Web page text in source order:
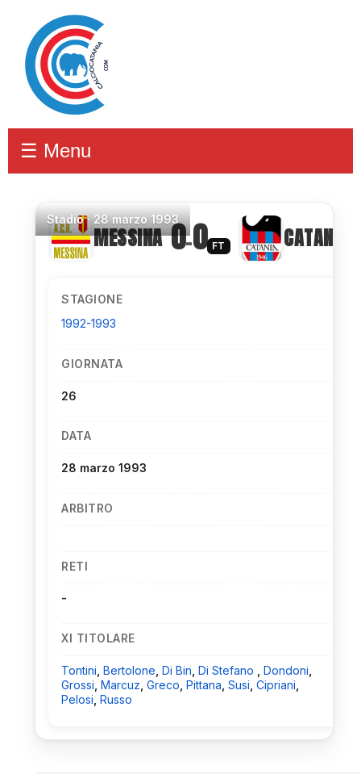
☰ Menu
Stadio·28 marzo 1993
MESSINA 0–0 FT CATANIA
STAGIONE
1992-1993
GIORNATA
26
DATA
28 marzo 1993
ARBITRO
RETI
-
XI TITOLARE
Tontini Bertolone Di Bin Di Stefano Dondoni
Grossi Marcuz Greco Pittana Susi Cipriani
Pelosi Russo